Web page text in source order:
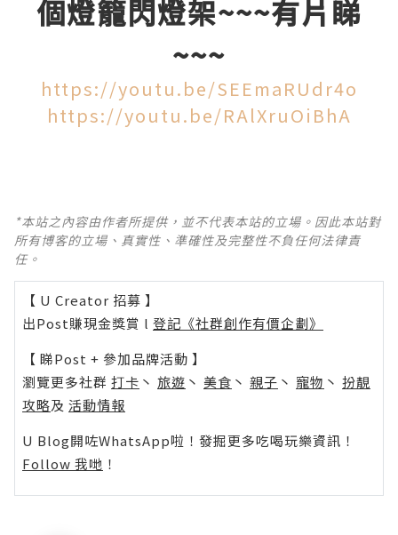
個燈籠閃燈架~~~有片睇
~~~
https://youtu.be/SEEmaRUdr4o
https://youtu.be/RAlXruOiBhA
*本站之內容由作者所提供，並不代表本站的立場。因此本站對
所有博客的立場、真實性、準確性及完整性不負任何法律責
任。
【 U Creator 招募 】
出Post賺現金獎賞 l 登記《社群創作有價企劃》
【 睇Post + 參加品牌活動 】
瀏覽更多社群 打卡 丶 旅遊 丶 美食 丶 親子 丶 寵物 丶 扮靚
攻略及 活動情報
U Blog開咗WhatsApp啦！發掘更多吃喝玩樂資訊！
Follow 我哋 ！